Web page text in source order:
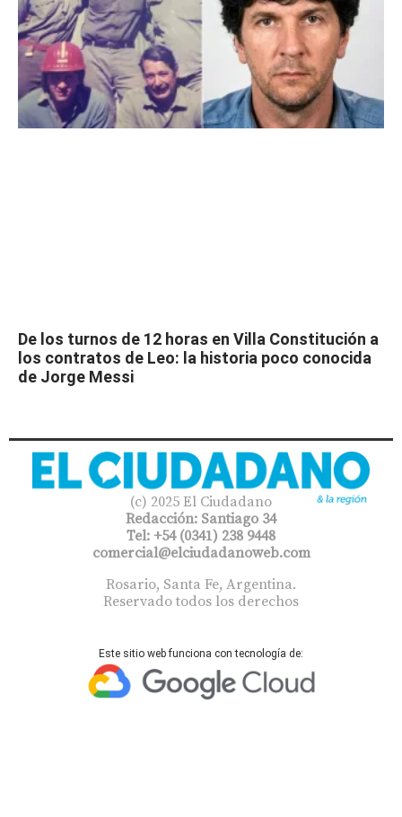
De los turnos de 12 horas en Villa Constitución a
los contratos de Leo: la historia poco conocida
de Jorge Messi
(c) 2025 El Ciudadano
Redacción: Santiago 34
Tel: +54 (0341) 238 9448
comercial@elciudadanoweb.com​
Rosario, Santa Fe, Argentina.
Reservado todos los derechos
Este sitio web funciona con tecnología de: